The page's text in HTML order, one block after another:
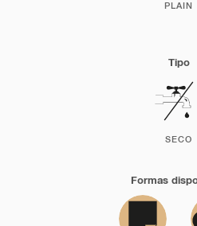
PLAIN
Tipo
SECO
Formas